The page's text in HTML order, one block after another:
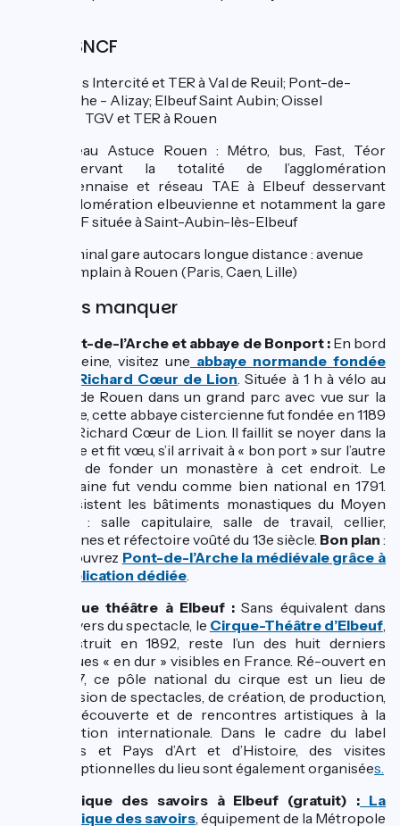
Gares SNCF
Gares Intercité et TER à Val de Reuil; Pont-de-
l'Arche - Alizay; Elbeuf Saint Aubin; Oissel
Gare TGV et TER à Rouen
Réseau Astuce Rouen : Métro, bus, Fast, Téor
desservant la totalité de l’agglomération
Rouennaise et réseau TAE à Elbeuf desservant
l'agglomération elbeuvienne et notamment la gare
SNCF située à Saint-Aubin-lès-Elbeuf
Terminal gare autocars longue distance : avenue
Champlain à Rouen (Paris, Caen, Lille)
A ne pas manquer
Pont-de-l’Arche et abbaye de Bonport :En bord
de Seine, visitez une abbaye normande fondée
par Richard Cœur de Lion. Située à 1 h à vélo au
sud de Rouen dans un grand parc avec vue sur la
Seine, cette abbaye cistercienne fut fondée en 1189
par Richard Cœur de Lion. Il faillit se noyer dans la
Seine et fit vœu, s’il arrivait à « bon port » sur l’autre
rive, de fonder un monastère à cet endroit. Le
domaine fut vendu comme bien national en 1791.
Subsistent les bâtiments monastiques du Moyen
Age : salle capitulaire, salle de travail, cellier,
cuisines et réfectoire voûté du 13e siècle. Bon plan :
découvrez Pont-de-l’Arche la médiévale grâce à
l'application dédiée.
Cirque théâtre à Elbeuf :Sans équivalent dans
l’univers du spectacle, le Cirque-Théâtre d’Elbeuf,
construit en 1892, reste l’un des huit derniers
cirques « en dur » visibles en France. Ré-ouvert en
2007, ce pôle national du cirque est un lieu de
diffusion de spectacles, de création, de production,
de découverte et de rencontres artistiques à la
vocation internationale. Dans le cadre du label
Villes et Pays d’Art et d’Histoire, des visites
exceptionnelles du lieu sont également organisées.
Fabrique des savoirs à Elbeuf (gratuit) : La
Fabrique des savoirs, équipement de la Métropole